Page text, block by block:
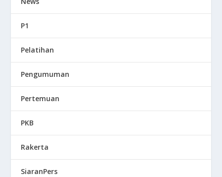
P1
Pelatihan
Pengumuman
Pertemuan
PKB
Rakerta
SiaranPers